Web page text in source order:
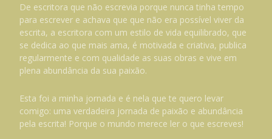
De escritora que não escrevia porque nunca tinha tempo
para escrever e achava que que não era possível viver da
escrita, a escritora com um estilo de vida equilibrado, que
se dedica ao que mais ama, é motivada e criativa, publica
regularmente e com qualidade as suas obras e vive em
plena abundância da sua paixão.
Esta foi a minha jornada e é nela que te quero levar
comigo: uma verdadeira jornada de paixão e abundância
pela escrita! Porque o mundo merece ler o que escreves!